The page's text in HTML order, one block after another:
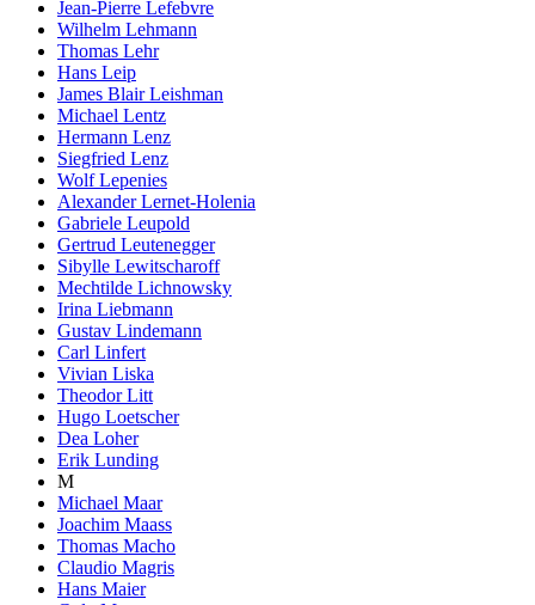
Jean-Pierre Lefebvre
Wilhelm Lehmann
Thomas Lehr
Hans Leip
James Blair Leishman
Michael Lentz
Hermann Lenz
Siegfried Lenz
Wolf Lepenies
Alexander Lernet-Holenia
Gabriele Leupold
Gertrud Leutenegger
Sibylle Lewitscharoff
Mechtilde Lichnowsky
Irina Liebmann
Gustav Lindemann
Carl Linfert
Vivian Liska
Theodor Litt
Hugo Loetscher
Dea Loher
Erik Lunding
M
Michael Maar
Joachim Maass
Thomas Macho
Claudio Magris
Hans Maier